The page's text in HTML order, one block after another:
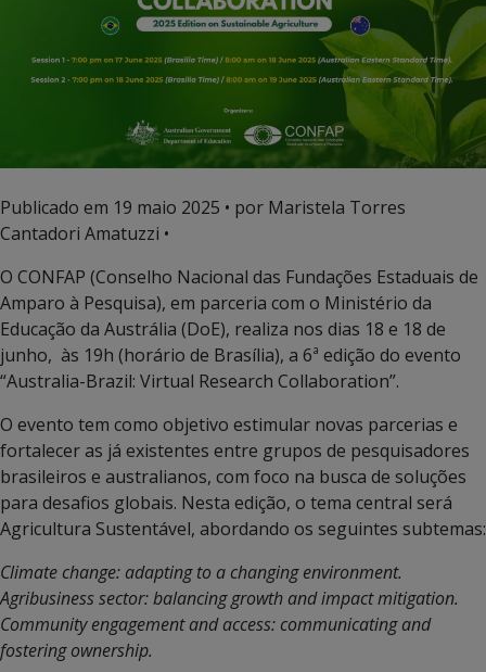
Publicado em 19 maio 2025 • por Maristela Torres
Cantadori Amatuzzi •
O CONFAP (Conselho Nacional das Fundações Estaduais de
Amparo à Pesquisa), em parceria com o Ministério da
Educação da Austrália (DoE), realiza nos dias 18 e 18 de
junho, às 19h (horário de Brasília), a 6ª edição do evento
“Australia-Brazil: Virtual Research Collaboration”.
O evento tem como objetivo estimular novas parcerias e
fortalecer as já existentes entre grupos de pesquisadores
brasileiros e australianos, com foco na busca de soluções
para desafios globais. Nesta edição, o tema central será
Agricultura Sustentável, abordando os seguintes subtemas:
Climate change: adapting to a changing environment.
Agribusiness sector: balancing growth and impact mitigation.
Community engagement and access: communicating and
fostering ownership.